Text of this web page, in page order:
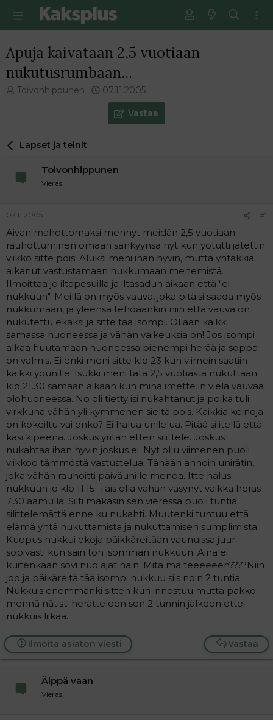
Apuja kaivataan 2,5 vuotiaan
nukutusrumbaan...
V
e
t
n
a
o
i
t
t
a
j
a
Toivonhippunen
E
i
s
t
i
07.11.2005
Vastaa
Lapset ja teinit
Toivonhippunen
Vieras
07.11.2005 #1
Aivan mahottomaksi mennyt meidän 2,5 vuotiaan
rauhottuminen omaan sänkyynsä nyt kun yötutti jätettin
viikko sitte pois! Aluksi meni ihan hyvin, mutta yhtäkkiä
alkanut vastustamaan nukkumaan menemistä.
Ilmoittaa jo iltapesuilla ja iltasadun aikaan että "ei
nukkuun". Meillä on myös vauva, joka pitäisi saada myös
nukkumaan, ja yleensä tehdäänkin niin että vauva on
nukutettu ekaksi ja sitte tää isompi. Ollaan kaikki
samassa huoneessa ja vähän vaikeuksia on! Jos isompi
alkaa huutamaan huoneessa pienempi herää ja soppa
on valmis. Eilenki meni sitte klo 23 kun viimein saatiin
kaikki yöunille. Isukki meni tätä 2,5 vuotiasta nukuttaan
klo 21.30 samaan aikaan kun minä imettelin vielä vauvaa
olohuoneessa. No oli tietty isi nukahtanut ja poika tuli
virkkuna vähän yli kymmenen sieltä pois. Kaikkia keinoja
on kokeiltu vai onko? Ei halua unilelua. Pitää silitellä että
käsi kipeenä. Joskus yritän etten silittele. Joskus
nukahtaa ihan hyvin joskus ei. Nyt ollu viimenen puoli
viikkoo tämmöstä vastustelua. Tänään annoin unirätin,
joka vähän rauhoitti päiväunille menoa. Itte halus
nukkuun jo klo 11.15. Tais olla vähän väsynyt vaikka heräs
7.30 aamulla. Silti makasin sen vieressä puoli tuntia
silittelemättä enne ku nukahti. Muutenki tuntuu että
elämä yhtä nukuttamista ja nukuttamisen sumplimista.
Kuopus nukkui ekoja päikkäreitään vaunuissa juuri
sopivasti kun sain ton isomman nukkuun. Aina ei
kuitenkaan sovi nuo ajat näin. Mitä mä teeeeeen????Niin
joo ja päikäreitä tää isompi nukkuu siis noin 2 tuntia.
Nukkuis enemmänki sitten kun innostuu mutta pakko
mennä nätisti herätteleen sen 2 tunnin jälkeen ettei
nukkuis liikaa.
Vastaa
Ilmoita asiaton viesti
Äippä vaan
Vieras